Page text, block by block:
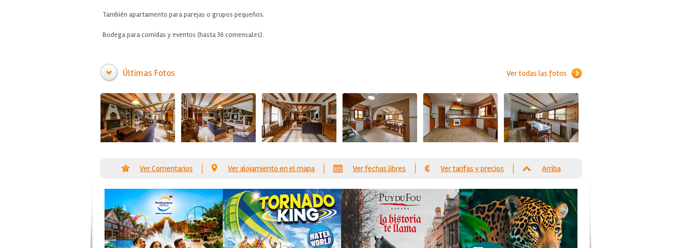
También apartamento para parejas o grupos pequeños.
Bodega para comidas y eventos (hasta 36 comensales).
Ver todas las fotos
Últimas Fotos
Ver Comentarios Ver alojamiento en el mapa Ver fechas libres Ver tarifas y precios Arriba